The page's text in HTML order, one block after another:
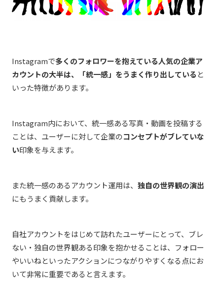
Instagramで多くのフォロワーを抱えている人気の企業ア
カウントの大半は、「統一感」をうまく作り出している と
いった特徴があります。
Instagram内において、統一感ある写真・動画を投稿する
ことは、ユーザーに対して企業のコンセプトがブレていな
い印象を与えます。
また統一感のあるアカウント運用は、 独自の世界観の演出
にもうまく貢献します。
自社アカウントをはじめて訪れたユーザーにとって、ブレ
ない・独自の世界観ある印象を抱かせることは、フォロー
やいいねといったアクションにつながりやすくなる点にお
いて非常に重要であると言えます。